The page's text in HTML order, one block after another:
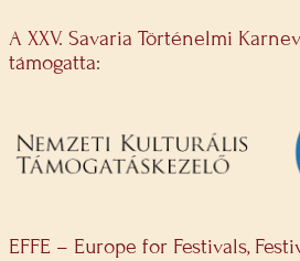
A XXV. Savaria Történelmi
támogatta:
EFFE – Europe for Festivals,